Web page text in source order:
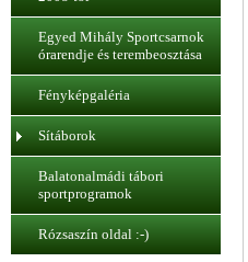
Egyed Mihály Sportcsarnok
órarendje és terembeosztása
Fényképgaléria
Sítáborok
Balatonalmádi tábori
sportprogramok
Rózsaszín oldal :-)